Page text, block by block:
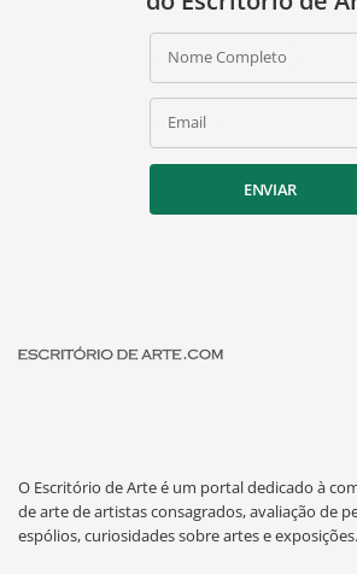
Nome Completo
Email
ENVIAR
O Escritório de Arte é um portal dedicado à
de arte de artistas consagrados, avaliação de
espólios, curiosidades sobre artes e exposições.